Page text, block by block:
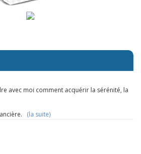
avec moi comment acquérir la sérénité, la
(la suite)